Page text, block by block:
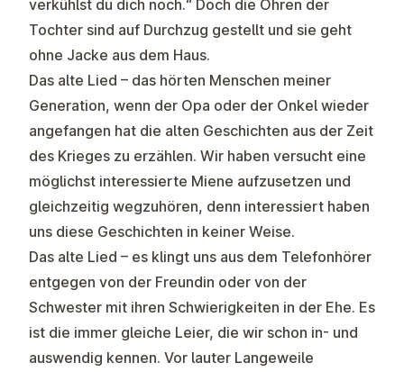
verkühlst du dich noch.“ Doch die Ohren der
Tochter sind auf Durchzug gestellt und sie geht
ohne Jacke aus dem Haus.
Das alte Lied – das hörten Menschen meiner
Generation, wenn der Opa oder der Onkel wieder
angefangen hat die alten Geschichten aus der Zeit
des Krieges zu erzählen. Wir haben versucht eine
möglichst interessierte Miene aufzusetzen und
gleichzeitig wegzuhören, denn interessiert haben
uns diese Geschichten in keiner Weise.
Das alte Lied – es klingt uns aus dem Telefonhörer
entgegen von der Freundin oder von der
Schwester mit ihren Schwierigkeiten in der Ehe. Es
ist die immer gleiche Leier, die wir schon in- und
auswendig kennen. Vor lauter Langeweile